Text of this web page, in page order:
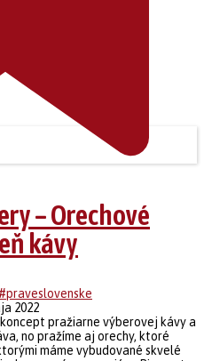
– Orechové
kávy
2022
pražiarne výberovej kávy a
no pražíme aj orechy, ktoré
máme vybudované skvelé